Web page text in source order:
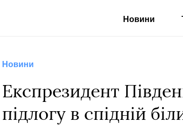
Новини
Новини
Експрезидент
підлогу в спідній